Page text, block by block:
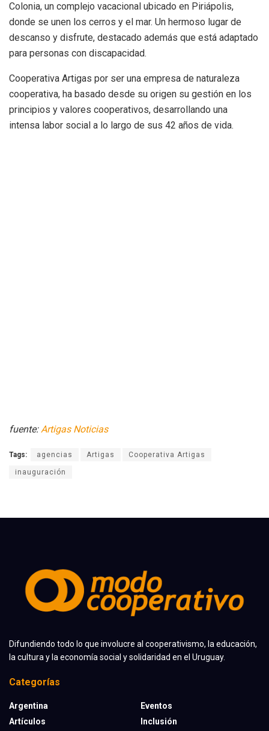
Colonia, un complejo vacacional ubicado en Piriápolis,
donde se unen los cerros y el mar. Un hermoso lugar de
descanso y disfrute, destacado además que está adaptado
para personas con discapacidad.
Cooperativa Artigas por ser una empresa de naturaleza
cooperativa, ha basado desde su origen su gestión en los
principios y valores cooperativos, desarrollando una
intensa labor social a lo largo de sus 42 años de vida.
fuente:Artigas Noticias
Tags: agencias Artigas Cooperativa Artigas
inauguración
Difundiendo todo lo que involucre al cooperativismo, la educación,
la cultura y la economía social y solidaridad en el Uruguay.
Categorías
Argentina
Artículos
Eventos
Inclusión